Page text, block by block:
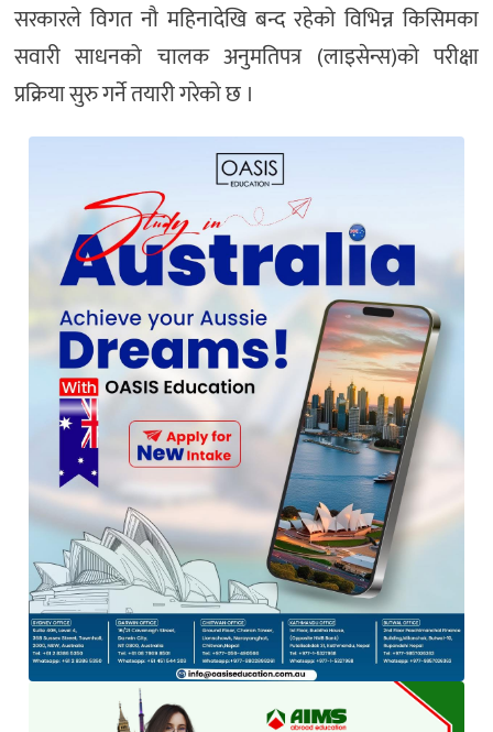
सरकारले विगत नौ महिनादेखि बन्द रहेको विभिन्न किसिमका
सवारी साधनको चालक अनुमतिपत्र (लाइसेन्स)को परीक्षा
प्रक्रिया सुरु गर्ने तयारी गरेको छ ।